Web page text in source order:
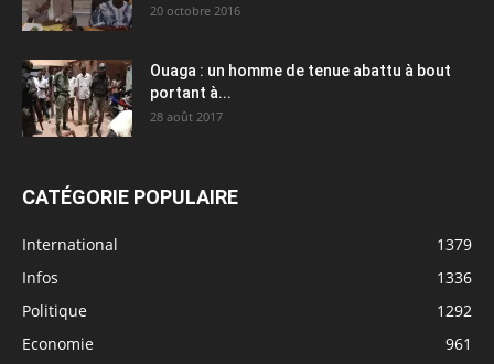
20 octobre 2016
Ouaga : un homme de tenue abattu à bout
portant à...
28 août 2017
CATÉGORIE POPULAIRE
International
1379
Infos
1336
Politique
1292
Economie
961